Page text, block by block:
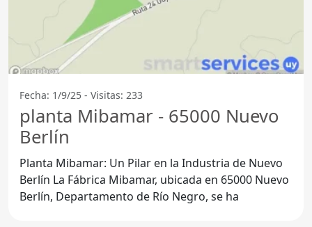
Fecha: 1/9/25 - Visitas: 233
planta Mibamar - 65000 Nuevo
Berlín
Planta Mibamar: Un Pilar en la Industria de Nuevo
Berlín La Fábrica Mibamar, ubicada en 65000 Nuevo
Berlín, Departamento de Río Negro, se ha